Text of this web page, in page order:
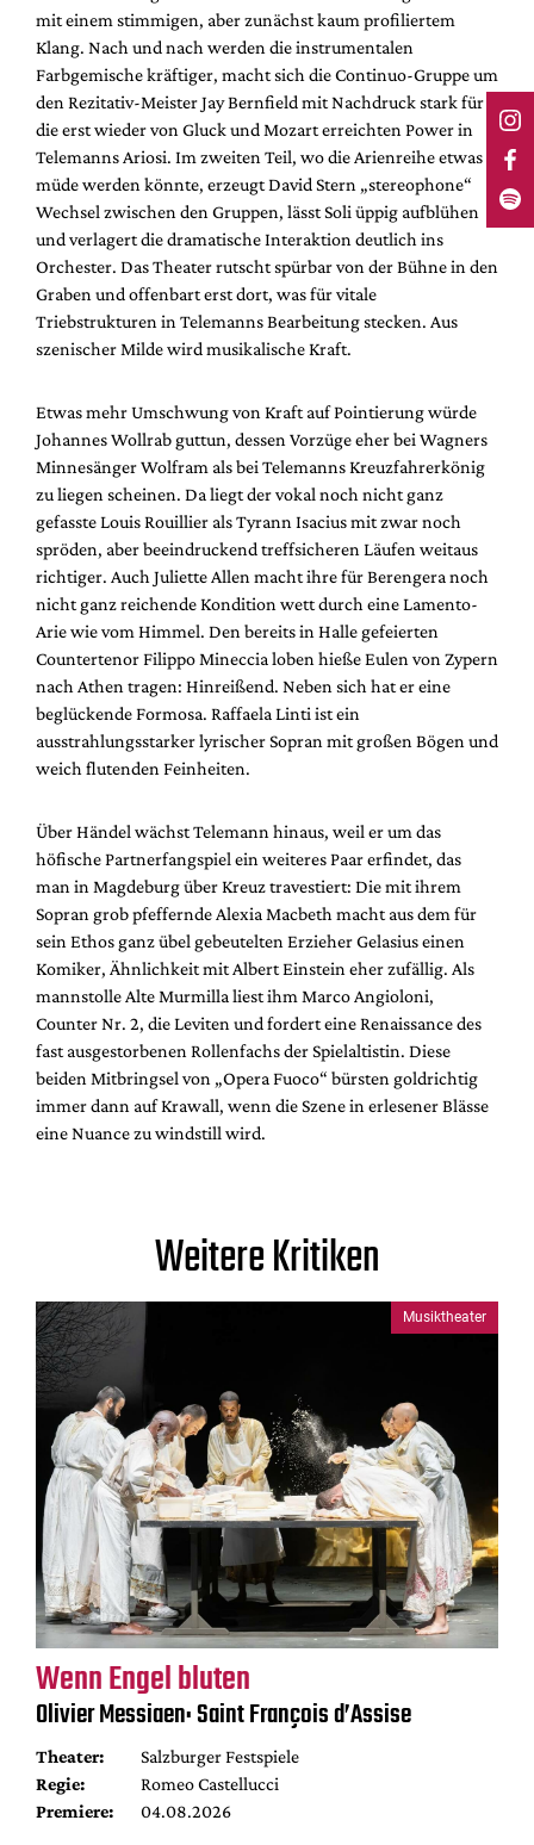
mit einem stimmigen, aber zunächst kaum profiliertem
Klang. Nach und nach werden die instrumentalen
Farbgemische kräftiger, macht sich die Continuo-Gruppe um
den Rezitativ-Meister Jay Bernfield mit Nachdruck stark für
die erst wieder von Gluck und Mozart erreichten Power in
Telemanns Ariosi. Im zweiten Teil, wo die Arienreihe etwas
müde werden könnte, erzeugt David Stern „stereophone“
Wechsel zwischen den Gruppen, lässt Soli üppig aufblühen
und verlagert die dramatische Interaktion deutlich ins
Orchester. Das Theater rutscht spürbar von der Bühne in den
Graben und offenbart erst dort, was für vitale
Triebstrukturen in Telemanns Bearbeitung stecken. Aus
szenischer Milde wird musikalische Kraft.
Etwas mehr Umschwung von Kraft auf Pointierung würde
Johannes Wollrab guttun, dessen Vorzüge eher bei Wagners
Minnesänger Wolfram als bei Telemanns Kreuzfahrerkönig
zu liegen scheinen. Da liegt der vokal noch nicht ganz
gefasste Louis Rouillier als Tyrann Isacius mit zwar noch
spröden, aber beeindruckend treffsicheren Läufen weitaus
richtiger. Auch Juliette Allen macht ihre für Berengera noch
nicht ganz reichende Kondition wett durch eine Lamento-
Arie wie vom Himmel. Den bereits in Halle gefeierten
Countertenor Filippo Mineccia loben hieße Eulen von Zypern
nach Athen tragen: Hinreißend. Neben sich hat er eine
beglückende Formosa. Raffaela Linti ist ein
ausstrahlungsstarker lyrischer Sopran mit großen Bögen und
weich flutenden Feinheiten.
Über Händel wächst Telemann hinaus, weil er um das
höfische Partnerfangspiel ein weiteres Paar erfindet, das
man in Magdeburg über Kreuz travestiert: Die mit ihrem
Sopran grob pfeffernde Alexia Macbeth macht aus dem für
sein Ethos ganz übel gebeutelten Erzieher Gelasius einen
Komiker, Ähnlichkeit mit Albert Einstein eher zufällig. Als
mannstolle Alte Murmilla liest ihm Marco Angioloni,
Counter Nr. 2, die Leviten und fordert eine Renaissance des
fast ausgestorbenen Rollenfachs der Spielaltistin. Diese
beiden Mitbringsel von „Opera Fuoco“ bürsten goldrichtig
immer dann auf Krawall, wenn die Szene in erlesener Blässe
eine Nuance zu windstill wird.
Weitere Kritiken
Musiktheater
Wenn Engel bluten
Olivier Messiaen: Saint François d’Assise
Theater:
Salzburger Festspiele
Regie:
Romeo Castellucci
Premiere:
04.08.2026